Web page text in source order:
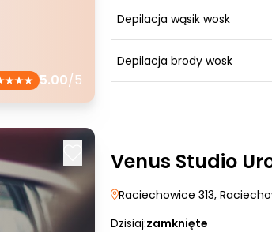
5.00/5
Depilacja wąsik wosk
Depilacja brody wosk
Venus Studio
Raciechowice 313,
Dzisiaj:zamknięte